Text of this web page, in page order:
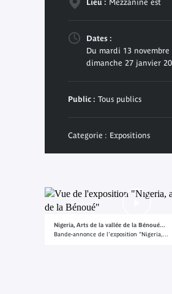
Lieu : Mezzanine est
Dates :
Du mardi 13 novembre
dimanche 27 janvier
Public : Tous publics
Categorie : Expositions
Nigeria, Arts de la vallée de la Bénoué...
Bande-annonce de l'exposition "Nigeria,...